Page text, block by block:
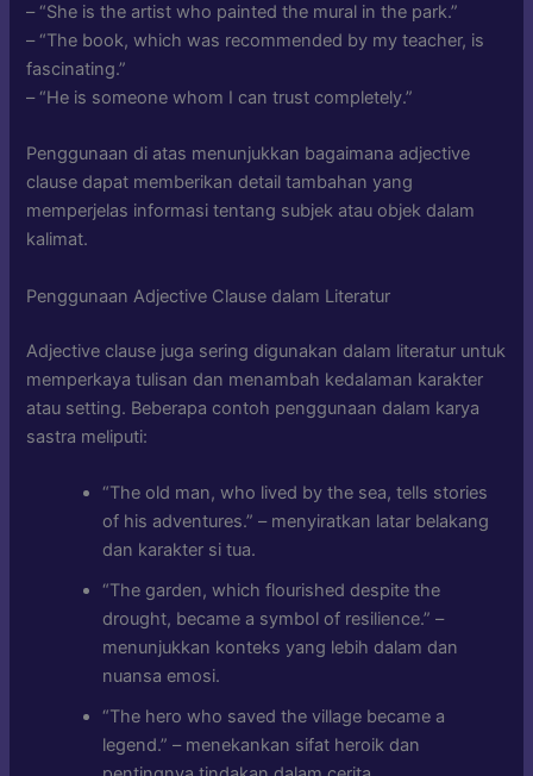
– “She is the artist who painted the mural in the park.”
– “The book, which was recommended by my teacher, is
fascinating.”
– “He is someone whom I can trust completely.”
Penggunaan di atas menunjukkan bagaimana adjective
clause dapat memberikan detail tambahan yang
memperjelas informasi tentang subjek atau objek dalam
kalimat.
Penggunaan Adjective Clause dalam Literatur
Adjective clause juga sering digunakan dalam literatur untuk
memperkaya tulisan dan menambah kedalaman karakter
atau setting. Beberapa contoh penggunaan dalam karya
sastra meliputi:
“The old man, who lived by the sea, tells stories
of his adventures.” – menyiratkan latar belakang
dan karakter si tua.
“The garden, which flourished despite the
drought, became a symbol of resilience.” –
menunjukkan konteks yang lebih dalam dan
nuansa emosi.
“The hero who saved the village became a
legend.” – menekankan sifat heroik dan